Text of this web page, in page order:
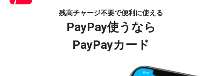
残高チャージ不要で便利に使える
PayPay使うなら
PayPayカード